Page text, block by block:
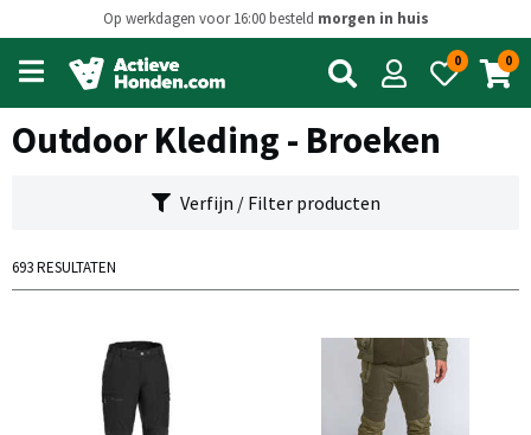
Op werkdagen voor 16:00 besteld morgen in huis
Open
main
menu
0 0
Outdoor Kleding - Broeken
Verfijn / Filter producten
693 RESULTATEN